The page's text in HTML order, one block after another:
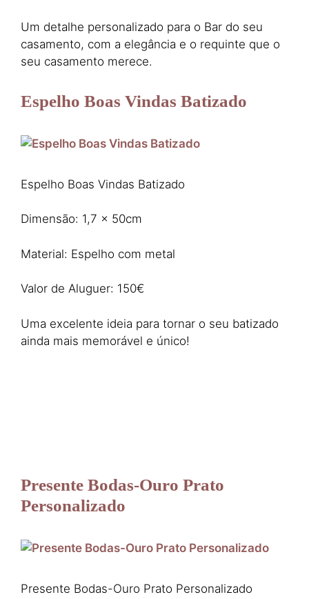
Um detalhe personalizado para o Bar do seu
casamento, com a elegância e o requinte que o
seu casamento merece.
Espelho Boas Vindas Batizado
Espelho Boas Vindas Batizado
Dimensão: 1,7 x 50cm
Material: Espelho com metal
Valor de Aluguer: 150€
Uma excelente ideia para tornar o seu batizado
ainda mais memorável e único!
Presente Bodas-Ouro Prato
Personalizado
Presente Bodas-Ouro Prato Personalizado